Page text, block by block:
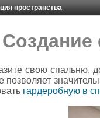
пространства
Создание
свою спальню,
позволяет
гардеробную в